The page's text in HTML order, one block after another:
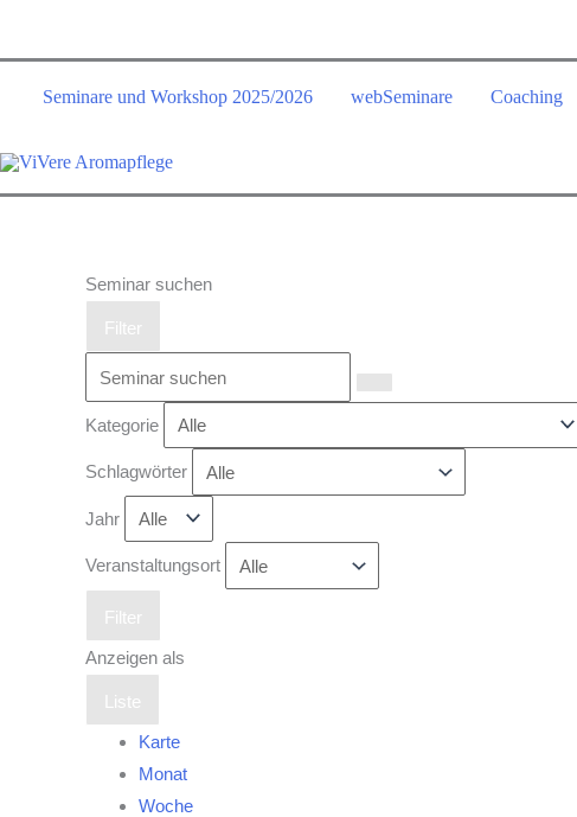
Seminare und Workshop 2025/2026 webSeminare Coaching
Seminar suchen
Filter
Kategorie
Schlagwörter
Jahr
Veranstaltungsort
Filter
Anzeigen als
Liste
Karte
Monat
Woche